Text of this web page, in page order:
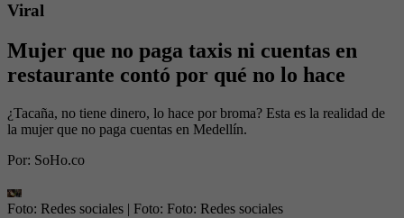
Viral
Mujer que no paga taxis ni cuentas en
restaurante contó por qué no lo hace
¿Tacaña, no tiene dinero, lo hace por broma? Esta es la realidad de
la mujer que no paga cuentas en Medellín.
Por: SoHo.co
Foto: Redes sociales | Foto: Foto: Redes sociales